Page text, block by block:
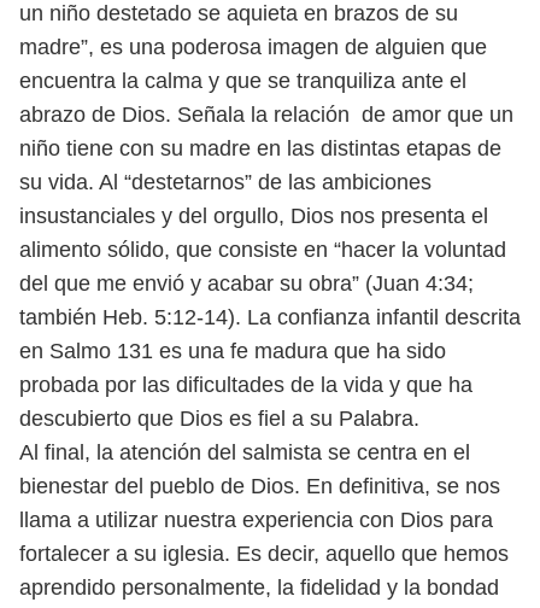
un niño destetado se aquieta en brazos de su
madre”, es una poderosa imagen de alguien que
encuentra la calma y que se tranquiliza ante el
abrazo de Dios. Señala la relación de amor que un
niño tiene con su madre en las distintas etapas de
su vida. Al “destetarnos” de las ambiciones
insustanciales y del orgullo, Dios nos presenta el
alimento sólido, que consiste en “hacer la voluntad
del que me envió y acabar su obra” (Juan 4:34;
también Heb. 5:12-14). La confianza infantil descrita
en Salmo 131 es una fe madura que ha sido
probada por las dificultades de la vida y que ha
descubierto que Dios es fiel a su Palabra.
Al final, la atención del salmista se centra en el
bienestar del pueblo de Dios. En definitiva, se nos
llama a utilizar nuestra experiencia con Dios para
fortalecer a su iglesia. Es decir, aquello que hemos
aprendido personalmente, la fidelidad y la bondad